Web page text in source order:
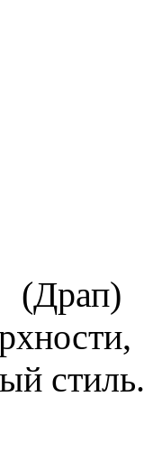
(Драп)
стиль.